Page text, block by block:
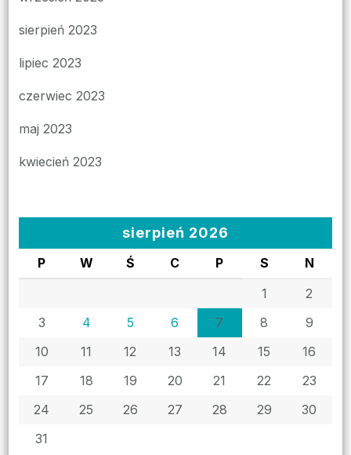
sierpień 2023
lipiec 2023
czerwiec 2023
maj 2023
kwiecień 2023
sierpień 2026
P W Ś C P S
N
1
2
3
4 5 6 7 8
9
10
11 12 13 14 15
16
17
18 19 20 21 22
23
24
25 26 27 28 29
30
31